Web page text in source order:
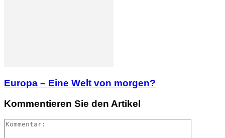
Europa – Eine Welt von morgen?
Kommentieren Sie den Artikel